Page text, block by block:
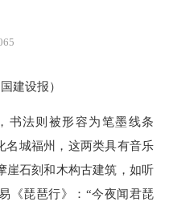
设报）
法则被形容为笔墨线条
名城福州，这两类具有音乐
崖石刻和木构古建筑，如听
《琵琶行》：“今夜闻君琵